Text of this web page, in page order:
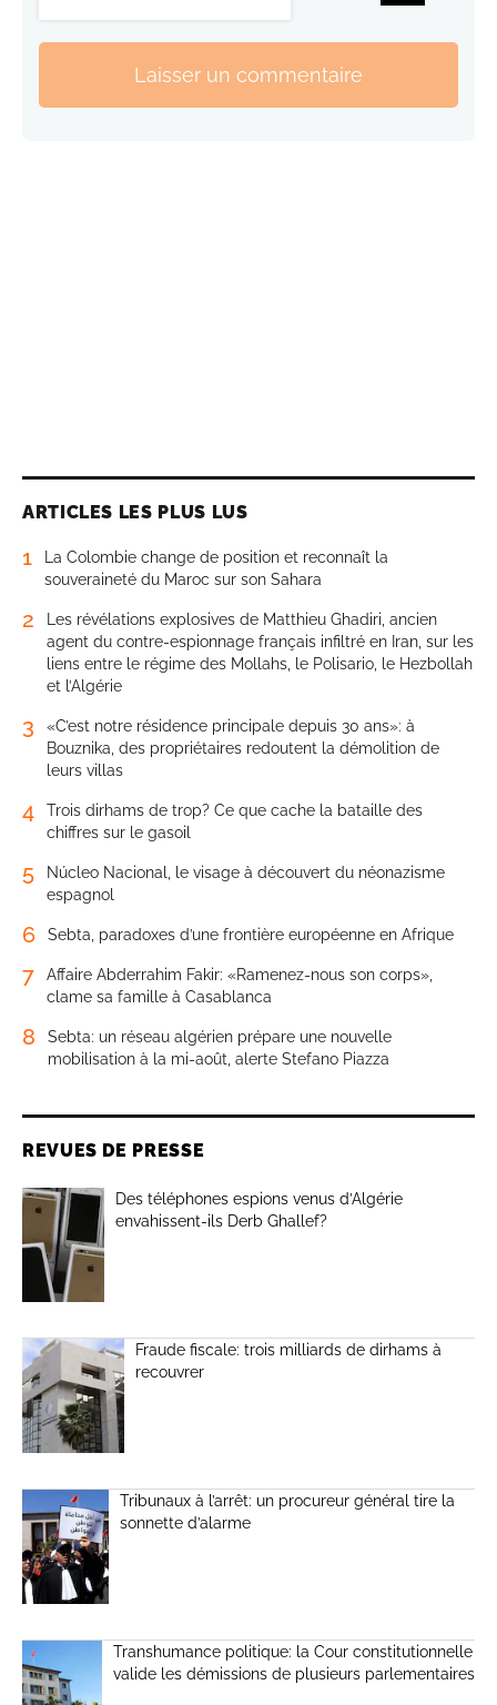
Laisser un commentaire
ARTICLES LES PLUS LUS
1
La Colombie change de position et reconnaît la
souveraineté du Maroc sur son Sahara
2
Les révélations explosives de Matthieu Ghadiri, ancien
agent du contre-espionnage français infiltré en Iran, sur les
liens entre le régime des Mollahs, le Polisario, le Hezbollah
et l’Algérie
3
«C’est notre résidence principale depuis 30 ans»: à
Bouznika, des propriétaires redoutent la démolition de
leurs villas
4
Trois dirhams de trop? Ce que cache la bataille des
chiffres sur le gasoil
5
Núcleo Nacional, le visage à découvert du néonazisme
espagnol
6 Sebta, paradoxes d’une frontière européenne en Afrique
7
Affaire Abderrahim Fakir: «Ramenez-nous son corps»,
clame sa famille à Casablanca
8
Sebta: un réseau algérien prépare une nouvelle
mobilisation à la mi-août, alerte Stefano Piazza
REVUES DE PRESSE
Des téléphones espions venus d’Algérie
envahissent-ils Derb Ghallef?
Fraude fiscale: trois milliards de dirhams à
recouvrer
Tribunaux à l’arrêt: un procureur général tire la
sonnette d’alarme
Transhumance politique: la Cour constitutionnelle
valide les démissions de plusieurs parlementaires